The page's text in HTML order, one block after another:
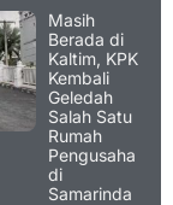
Masih
Berada di
Kaltim, KPK
Kembali
Geledah
Salah Satu
Rumah
Pengusaha
di
Samarinda